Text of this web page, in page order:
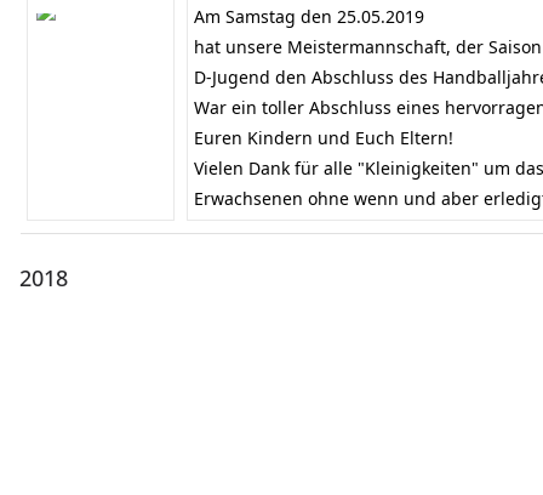
Am Samstag den 25.05.2019
hat unsere Meistermannschaft, der
D-Jugend den Abschluss des
War ein toller Abschluss eines
Euren Kindern und Euch Eltern!
Vielen Dank für alle "Kleinigkeiten" um
Erwachsenen ohne wenn und aber
2018